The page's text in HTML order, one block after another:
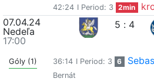
42:24 I Period: 3 2min
07.04.24
Nedeľa
17:00
5 : 4
Góly (1) 36:14 I Period: 3 6
Bernát